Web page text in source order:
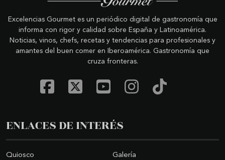
Excelencias Gourmet es un periódico digital de gastronomía que
informa con rigor y calidad sobre España y Latinoamérica.
Noticias, vinos, chefs, recetas y tendencias para profesionales y
amantes del buen comer en Iberoamérica. Gastronomía que
cruza fronteras.
ENLACES DE INTERÉS
Quiosco Galería